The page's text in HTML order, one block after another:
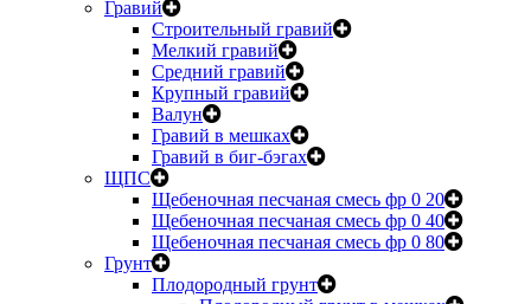
Гравий
Строительный гравий
Мелкий гравий
Средний гравий
Крупный гравий
Валун
Гравий в мешках
Гравий в биг-бэгах
ЩПС
Щебеночная песчаная смесь фр 0 20
Щебеночная песчаная смесь фр 0 40
Щебеночная песчаная смесь фр 0 80
Грунт
Плодородный грунт